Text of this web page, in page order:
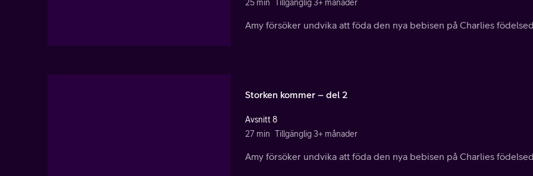
25 min Tillgänglig 3+ månader
Amy försöker undvika att föda den nya bebisen på Charlies
Storken kommer – del 2
Avsnitt 8
27 min Tillgänglig 3+ månader
Amy försöker undvika att föda den nya bebisen på Charlies